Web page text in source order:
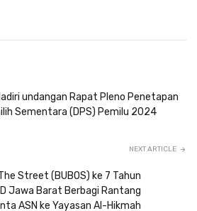
undangan Rapat Pleno Penetapan
Sementara (DPS) Pemilu 2024
NEXT ARTICLE
Street (BUBOS) ke 7 Tahun
Jawa Barat Berbagi Rantang
ASN ke Yayasan Al-Hikmah